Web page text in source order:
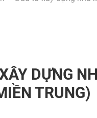
DỰNG
TRUNG)